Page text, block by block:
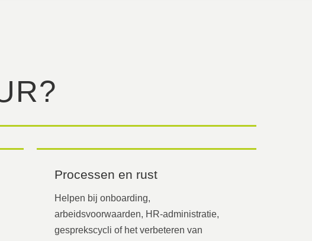
Processen en rust
Helpen bij onboarding,
arbeidsvoorwaarden, HR-administratie,
gesprekscycli of het verbeteren van